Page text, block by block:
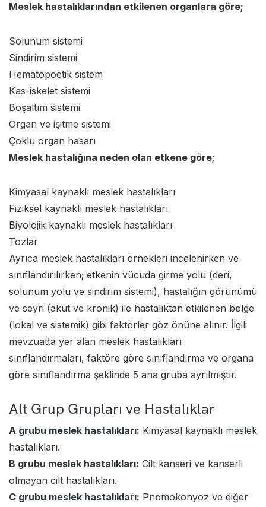
Meslek hastalıklarından etkilenen organlara göre;
Solunum sistemi
Sindirim sistemi
Hematopoetik sistem
Kas-iskelet sistemi
Boşaltım sistemi
Organ ve işitme sistemi
Çoklu organ hasarı
Meslek hastalığına neden olan etkene göre;
Kimyasal kaynaklı meslek hastalıkları
Fiziksel kaynaklı meslek hastalıkları
Biyolojik kaynaklı meslek hastalıkları
Tozlar
Ayrıca meslek hastalıkları örnekleri incelenirken ve
sınıflandırılırken; etkenin vücuda girme yolu (deri,
solunum yolu ve sindirim sistemi), hastalığın görünümü
ve seyri (akut ve kronik) ile hastalıktan etkilenen bölge
(lokal ve sistemik) gibi faktörler göz önüne alınır. İlgili
mevzuatta yer alan meslek hastalıkları
sınıflandırmaları, faktöre göre sınıflandırma ve organa
göre sınıflandırma şeklinde 5 ana gruba ayrılmıştır.
Alt Grup Grupları ve Hastalıklar
A grubu meslek hastalıkları: Kimyasal kaynaklı meslek
hastalıkları.
B grubu meslek hastalıkları: Cilt kanseri ve kanserli
olmayan cilt hastalıkları.
C grubu meslek hastalıkları: Pnömokonyoz ve diğer